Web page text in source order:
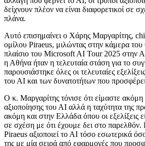
δείχνουν πλέον να είναι διαφορετικοί σε
πλάνα.
Αυτό επισημαίνει ο Χάρης Μαργαρίτης,
ομίλου Piraeus, μιλώντας στην κάμερα
πλαίσιο του Microsoft AI Tour 2025 στην
η Αθήνα ήταν η τελευταία στάση για το
παρουσιάστηκε όλες οι τελευταίες
του ΑΙ και των δυνατοτήτων που
Ο κ. Μαργαρίτης τόνισε ότι είμαστε ακόμη
αξιοποίησης του ΑΙ αλλά η ταχύτητα της
ακόμη και στην Ελλάδα όπου οι εξελίξεις
σε σχέση με ότι έχουμε δει στο παρελθόν.
Piraeus αξιοποιεί το ΑΙ τόσο εσωτερικά
της με μία σειρά από εφαρμογές που